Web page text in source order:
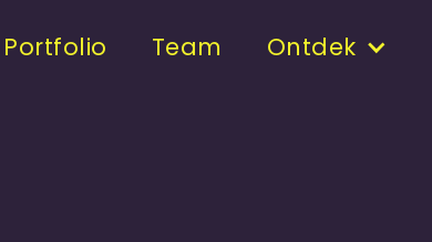
Portfolio Team Ontdek